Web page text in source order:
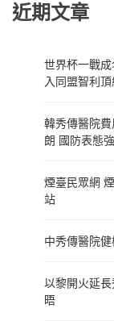
近期文章
世界杯一戰
入同盟智利
韓秀傳醫院
朗 國防表態
煙臺民眾網
站
中秀傳醫院
以黎開火延
晤